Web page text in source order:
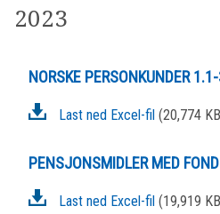
2023
NORSKE PERSONKUNDER
Last ned Excel-fil (20,774
PENSJONSMIDLER MED
Last ned Excel-fil (19,919